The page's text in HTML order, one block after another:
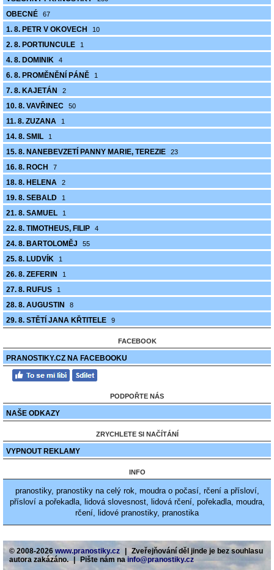
OBECNÉ 67
1. 8. PETR V OKOVECH 10
2. 8. PORTIUNCULE 1
4. 8. DOMINIK 4
6. 8. PROMĚNĚNÍ PÁNĚ 1
7. 8. KAJETÁN 2
10. 8. VAVŘINEC 50
11. 8. ZUZANA 1
14. 8. SMIL 1
15. 8. NANEBEVZETÍ PANNY MARIE, TEREZIE 23
16. 8. ROCH 7
18. 8. HELENA 2
19. 8. SEBALD 1
21. 8. SAMUEL 1
22. 8. TIMOTHEUS, FILIP 4
24. 8. BARTOLOMĚJ 55
25. 8. LUDVÍK 1
26. 8. ZEFERIN 1
27. 8. RUFUS 1
28. 8. AUGUSTIN 8
29. 8. STĚTÍ JANA KŘTITELE 9
FACEBOOK
PRANOSTIKY.CZ NA FACEBOOKU
PODPOŘTE NÁS
NAŠE ODKAZY
ZRYCHLETE SI NAČÍTÁNÍ
VYPNOUT REKLAMY
INFO
pranostiky, pranostiky na celý rok, moudra o počasí, rčení a přísloví,
přísloví a pořekadla, lidová slovesnost, lidová rčení, pořekadla, moudra,
rčení, lidové pranostiky, pranostika
© 2008-2026 www.pranostiky.cz
Zveřejňování děl jinde je bez souhlasu
autora zakázáno. | Pište nám nainfo@pranostiky.cz